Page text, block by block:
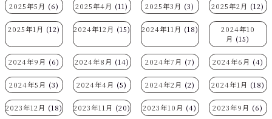
2025年5月 (6) 2025年4月 (11) 2025年3月 (3) 2025年2月 (12)
2025年1月 (12) 2024年12月 (15) 2024年11月 (18)
2024年10
月 (15)
2024年9月 (6) 2024年8月 (14) 2024年7月 (7) 2024年6月 (4)
2024年5月 (3) 2024年4月 (5) 2024年2月 (2) 2024年1月 (18)
2023年12月 (18) 2023年11月 (20) 2023年10月 (4) 2023年9月 (6)